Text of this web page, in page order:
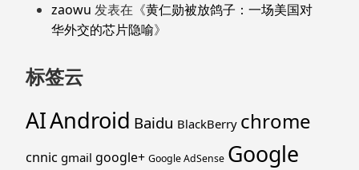
zaowu 发表在《黄仁勋被放鸽子：一场美国对
华外交的芯片隐喻》
标签云
AIAndroid Baidu BlackBerry chrome
cnnic gmail google+ Google AdSense Google